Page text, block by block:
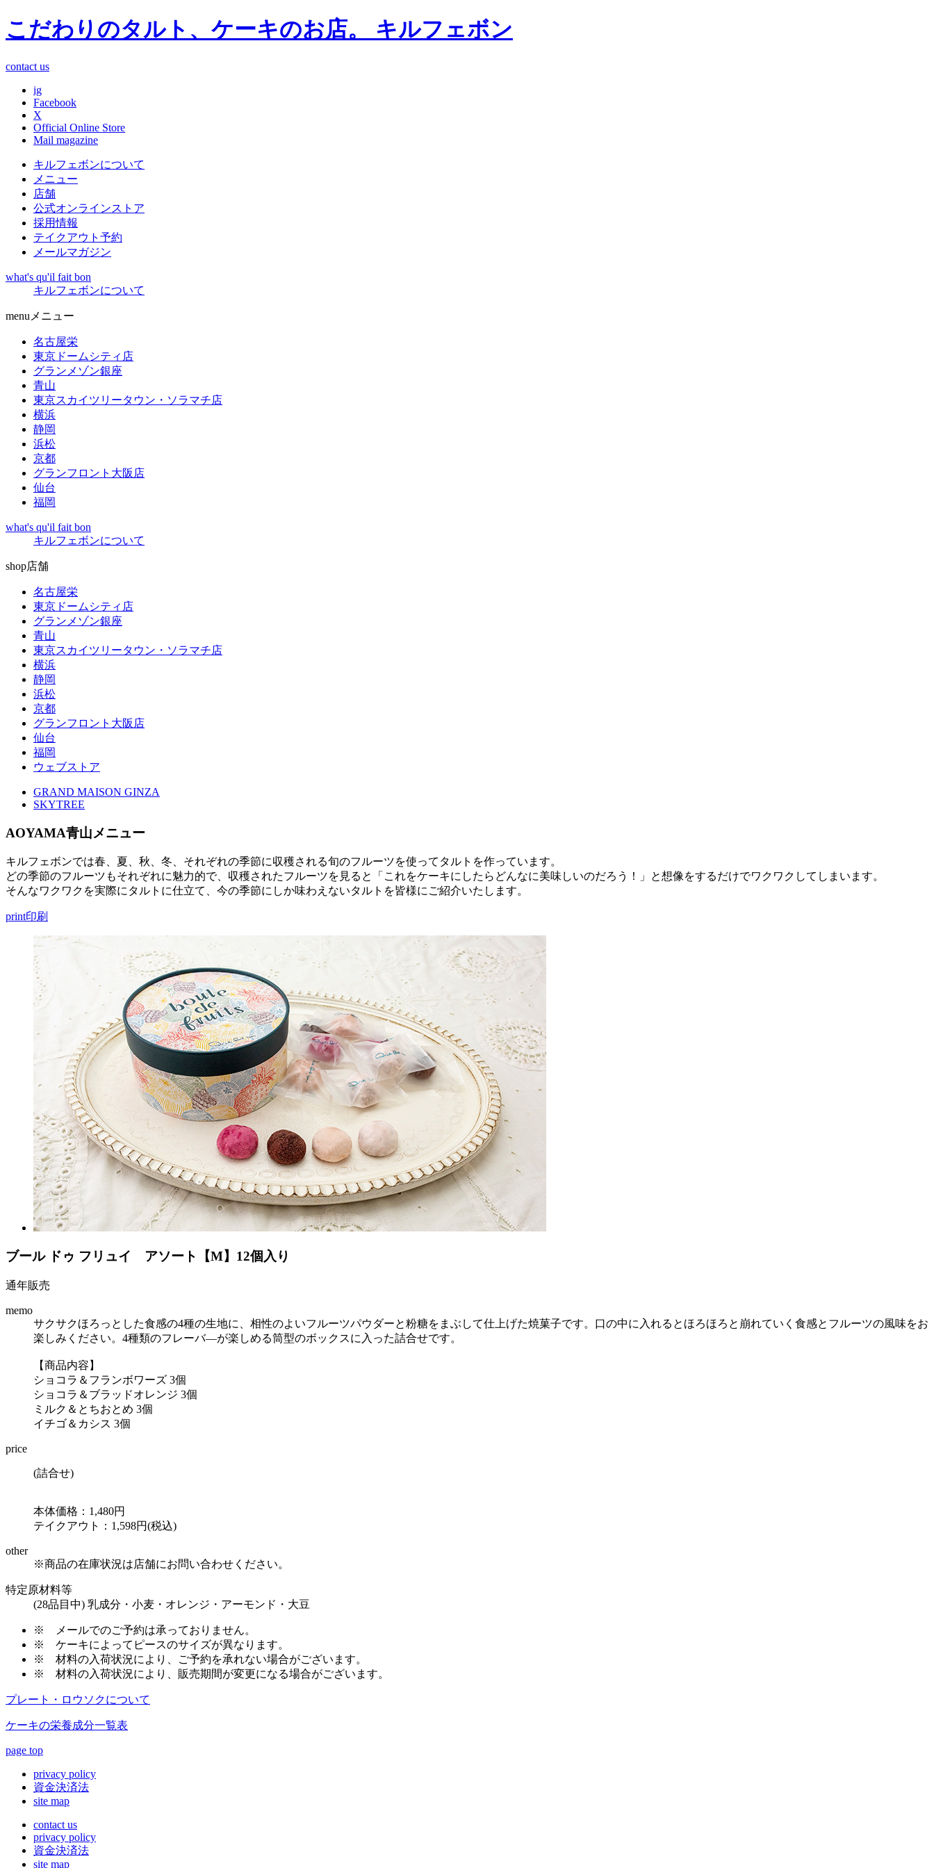
こだわりのタルト、ケーキのお店。 キルフェボン
contact us
ig
Facebook
X
Official Online Store
Mail magazine
キルフェボンについて
メニュー
店舗
公式オンラインストア
採用情報
テイクアウト予約
メールマガジン
what's qu'il fait bon
キルフェボンについて
menu メニュー
名古屋栄
東京ドームシティ店
グランメゾン銀座
青山
東京スカイツリータウン・ソラマチ店
横浜
静岡
浜松
京都
グランフロント大阪店
仙台
福岡
what's qu'il fait bon
キルフェボンについて
shop店舗
名古屋栄
東京ドームシティ店
グランメゾン銀座
青山
東京スカイツリータウン・ソラマチ店
横浜
静岡
浜松
京都
グランフロント大阪店
仙台
福岡
ウェブストア
GRAND MAISON GINZA
SKYTREE
AOYAMA青山メニュー
キルフェボンでは春、夏、秋、冬、それぞれの季節に収穫される旬のフルーツを使ってタルトを作っています。
どの季節のフルーツもそれぞれに魅力的で、収穫されたフルーツを見ると「これをケーキにしたらどんなに美味しいのだろう！」と想像をするだけでワクワクしてしまいます。
そんなワクワクを実際にタルトに仕立て、今の季節にしか味わえないタルトを皆様にご紹介いたします。
print印刷
ブール ドゥ フリュイ アソート【M】12個入り
通年販売
memo
サクサクほろっとした食感の4種の生地に、相性のよいフルーツパウダーと粉糖をまぶして仕上げた焼菓子です。口の中に入れるとほろほろと崩れていく食感とフルーツの風味をお
楽しみください。4種類のフレーバ―が楽しめる筒型のボックスに入った詰合せです。
【商品内容】
ショコラ＆フランボワーズ 3個
ショコラ＆ブラッドオレンジ 3個
ミルク＆とちおとめ 3個
イチゴ＆カシス 3個
price
(詰合せ)
本体価格：1,480円
テイクアウト：1,598円(税込)
other
※商品の在庫状況は店舗にお問い合わせください。
特定原材料等
(28品目中) 乳成分・小麦・オレンジ・アーモンド・大豆
※
メールでのご予約は承っておりません。
※ ケーキによってピースのサイズが異なります。
※ 材料の入荷状況により、ご予約を承れない場合がございます。
※ 材料の入荷状況により、販売期間が変更になる場合がございます。
プレート・ロウソクについて
ケーキの栄養成分一覧表
page top
privacy policy
資金決済法
site map
contact us
privacy policy
資金決済法
site map